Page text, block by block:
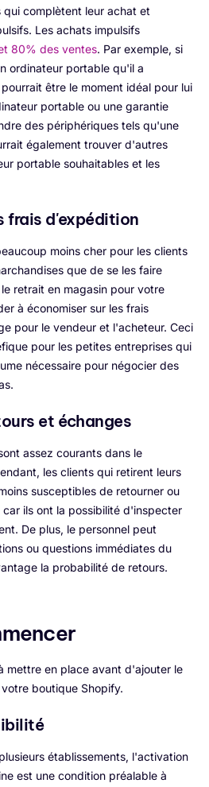
complètent leur achat et
Les achats impulsifs
80% des ventes. Par exemple, si
ordinateur portable qu'il a
être le moment idéal pour lui
portable ou une garantie
des périphériques tels qu'une
également trouver d'autres
portable souhaitables et les
frais d'expédition
moins cher pour les clients
que de se les faire
retrait en magasin pour votre
à économiser sur les frais
pour le vendeur et l'acheteur. Ceci
pour les petites entreprises qui
nécessaire pour négocier des
et échanges
assez courants dans le
les clients qui retirent leurs
susceptibles de retourner ou
ils ont la possibilité d'inspecter
De plus, le personnel peut
ou questions immédiates du
la probabilité de retours.
mettre en place avant d'ajouter le
boutique Shopify.
établissements, l'activation
est une condition préalable à